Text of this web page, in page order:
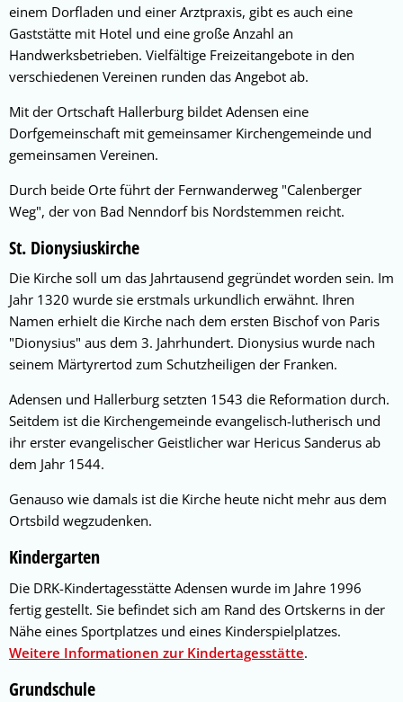
einem Dorfladen und einer Arztpraxis, gibt es auch eine
Gaststätte mit Hotel und eine große Anzahl an
Handwerksbetrieben. Vielfältige Freizeitangebote in den
verschiedenen Vereinen runden das Angebot ab.
Mit der Ortschaft Hallerburg bildet Adensen eine
Dorfgemeinschaft mit gemeinsamer Kirchengemeinde und
gemeinsamen Vereinen.
Durch beide Orte führt der Fernwanderweg "Calenberger
Weg", der von Bad Nenndorf bis Nordstemmen reicht.
St. Dionysiuskirche
Die Kirche soll um das Jahrtausend gegründet worden sein. Im
Jahr 1320 wurde sie erstmals urkundlich erwähnt. Ihren
Namen erhielt die Kirche nach dem ersten Bischof von Paris
"Dionysius" aus dem 3. Jahrhundert. Dionysius wurde nach
seinem Märtyrertod zum Schutzheiligen der Franken.
Adensen und Hallerburg setzten 1543 die Reformation durch.
Seitdem ist die Kirchengemeinde evangelisch-lutherisch und
ihr erster evangelischer Geistlicher war Hericus Sanderus ab
dem Jahr 1544.
Genauso wie damals ist die Kirche heute nicht mehr aus dem
Ortsbild wegzudenken.
Kindergarten
Die DRK-Kindertagesstätte Adensen wurde im Jahre 1996
fertig gestellt. Sie befindet sich am Rand des Ortskerns in der
Nähe eines Sportplatzes und eines Kinderspielplatzes.
Weitere Informationen zur Kindertagesstätte.
Grundschule